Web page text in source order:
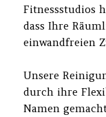
Fitnessstudios
dass Ihre
einwandfreien
Unsere
durch ihre
Namen